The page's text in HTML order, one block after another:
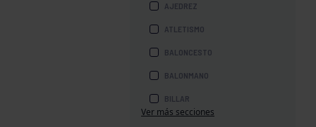
AJEDREZ
ATLETISMO
BALONCESTO
BALONMANO
BILLAR
Ver más secciones